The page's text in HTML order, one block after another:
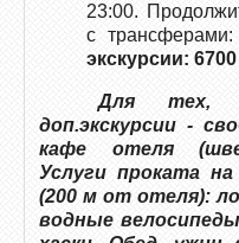
23:00.
с
экскурсии:
Для тех,
доп.экскурсии -
кафе отеля
Услуги проката
(200 м от отеля):
водные